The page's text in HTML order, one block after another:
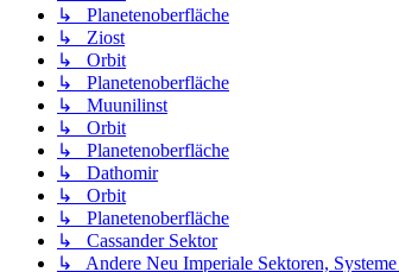
↳ Planetenoberfläche
↳ Ziost
↳ Orbit
↳ Planetenoberfläche
↳ Muunilinst
↳ Orbit
↳ Planetenoberfläche
↳ Dathomir
↳ Orbit
↳ Planetenoberfläche
↳ Cassander Sektor
↳ Andere Neu Imperiale Sektoren, Systeme